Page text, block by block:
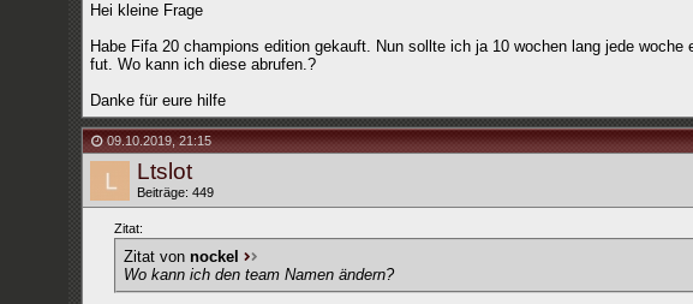
Hei kleine Frage
Habe Fifa 20 champions edition gekauft. Nun sollte ich ja 10 wochen lang jede
fut. Wo kann ich diese abrufen.?
Danke für eure hilfe
09.10.2019,21:15
Ltslot
Beiträge: 449
Zitat:
Zitat von nockel
Wo kann ich den team Namen ändern?